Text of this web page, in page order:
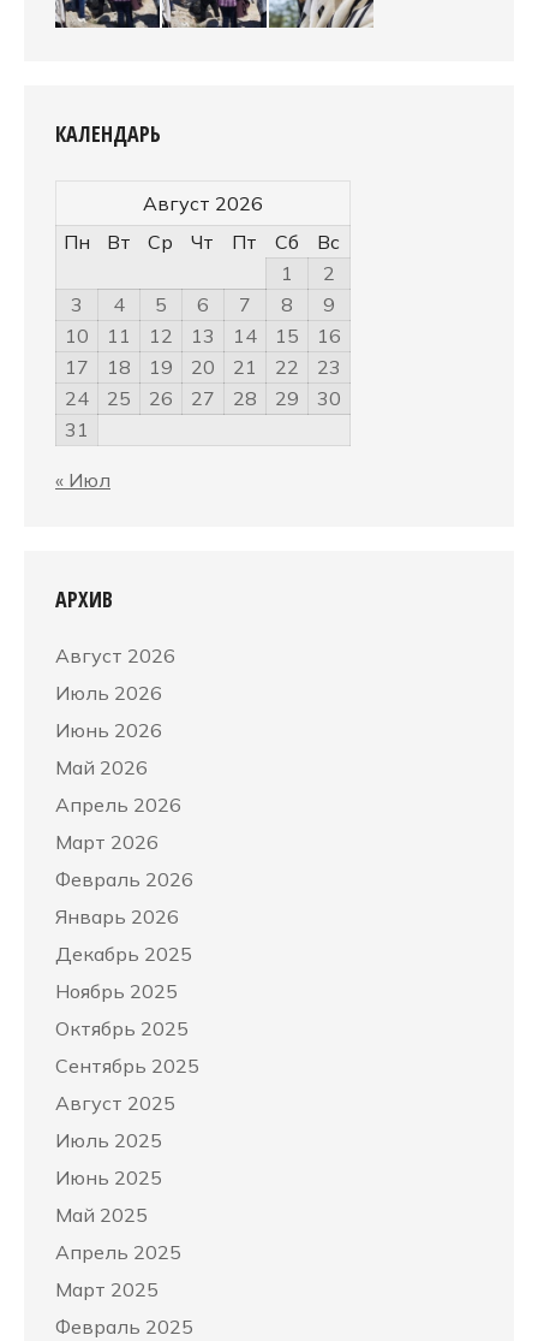
КАЛЕНДАРЬ
Август 2026
Пн
Вт Ср Чт Пт Сб
Вс
1
2
3
4 5 6 7 8
9
10
11 12 13 14 15
16
17
18 19 20 21 22
23
24
25 26 27 28 29
30
31
« Июл
АРХИВ
Август 2026
Июль 2026
Июнь 2026
Май 2026
Апрель 2026
Март 2026
Февраль 2026
Январь 2026
Декабрь 2025
Ноябрь 2025
Октябрь 2025
Сентябрь 2025
Август 2025
Июль 2025
Июнь 2025
Май 2025
Апрель 2025
Март 2025
Февраль 2025